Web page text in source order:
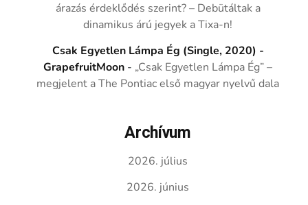
árazás érdeklődés szerint? – Debütáltak a
dinamikus árú jegyek a Tixa-n!
Csak Egyetlen Lámpa Ég (Single, 2020) -
GrapefruitMoon - „Csak Egyetlen Lámpa Ég” –
megjelent a The Pontiac első magyar nyelvű dala
Archívum
2026. július
2026. június